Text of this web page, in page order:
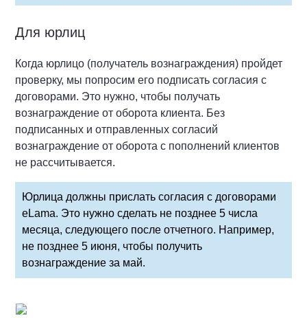
Для юрлиц
Когда юрлицо (получатель вознаграждения) пройдет
проверку, мы попросим его подписать согласия с
договорами. Это нужно, чтобы получать
вознаграждение от оборота клиента. Без
подписанных и отправленных согласий
вознаграждение от оборота с пополнений клиентов
не рассчитывается.
Юрлица должны прислать согласия с договорами
eLama. Это нужно сделать не позднее 5 числа
месяца, следующего после отчетного. Например,
не позднее 5 июня, чтобы получить
вознаграждение за май.